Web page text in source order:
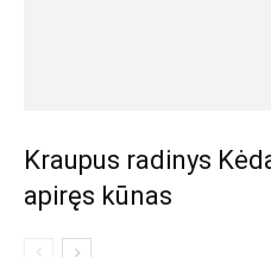
Kraupus radinys
apiręs kūnas